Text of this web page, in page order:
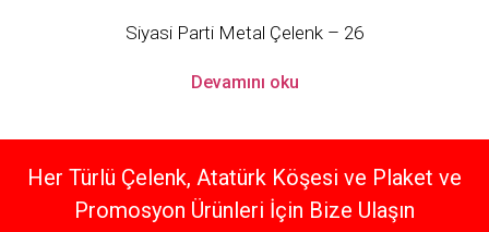
Siyasi Parti Metal Çelenk – 26
Devamını oku
Her Türlü Çelenk, Atatürk Köşesi ve Plaket ve
Promosyon Ürünleri İçin Bize Ulaşın